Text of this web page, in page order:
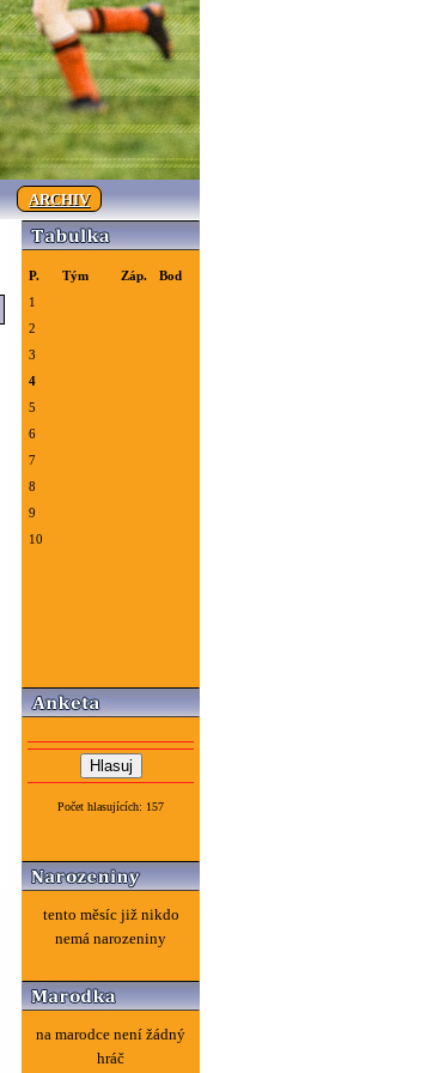
ARCHIV
P. Tým Záp.
Bod
1
2
3
4
5
6
7
8
9
10
Počet hlasujících: 157
tento měsíc již nikdo
nemá narozeniny
na marodce není žádný
hráč